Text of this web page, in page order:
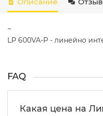
Описание
~
LP 600VA-P - линейно
FAQ
Какая цена на